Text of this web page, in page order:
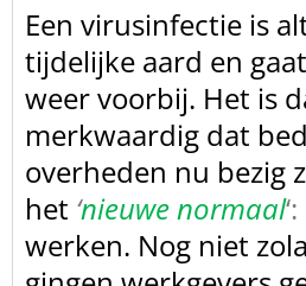
Een virusinfectie is
tijdelijke aard en
weer voorbij. Het is
merkwaardig dat
overheden nu bezig
het ‘nieuwe normaal‘:
werken. Nog niet